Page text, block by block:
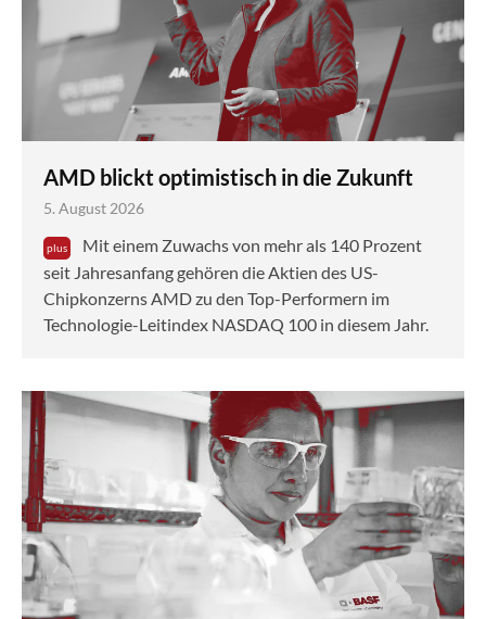
AMD blickt optimistisch in die Zukunft
5. August 2026
Mit einem Zuwachs von mehr als 140 Prozent
seit Jahresanfang gehören die Aktien des US-
Chipkonzerns AMD zu den Top-Performern im
Technologie-Leitindex NASDAQ 100 in diesem Jahr.